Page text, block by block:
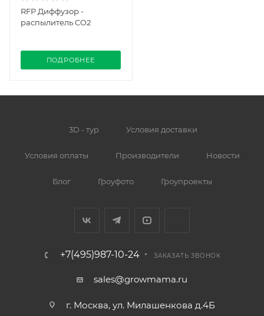
RFP Диффузор -
распылитель CO2
ПОДРОБНЕЕ
3D - тур Условия доставки
Условия оплаты Производители Новости
Блог Гроуфото Гроупроекты
+7(495)987-10-24 ЗАКАЗАТЬ ЗВОНОК
sales@growmama.ru
г. Москва, ул. Милашенкова д.4Б